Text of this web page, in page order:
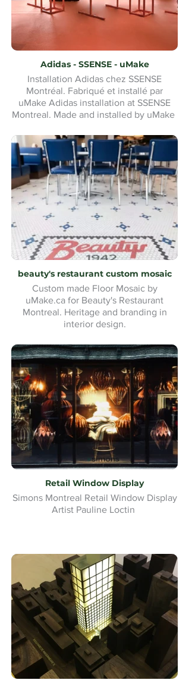
Adidas - SSENSE - uMake
Installation Adidas chez SSENSE
Montréal. Fabriqué et installé par
uMake Adidas installation at SSENSE
Montreal. Made and installed by uMake
beauty's restaurant custom mosaic
Custom made Floor Mosaic by
uMake.ca for Beauty's Restaurant
Montreal. Heritage and branding in
interior design.
Retail Window Display
Simons Montreal Retail Window Display
Artist Pauline Loctin